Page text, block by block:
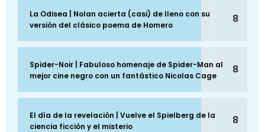
La Odisea | Nolan acierta (casi) de lleno con su
versión del clásico poema de Homero
8
Spider-Noir | Fabuloso homenaje de Spider-Man al
mejor cine negro con un fantástico Nicolas Cage
8
El día de la revelación | Vuelve el Spielberg de la
ciencia ficción y el misterio
8